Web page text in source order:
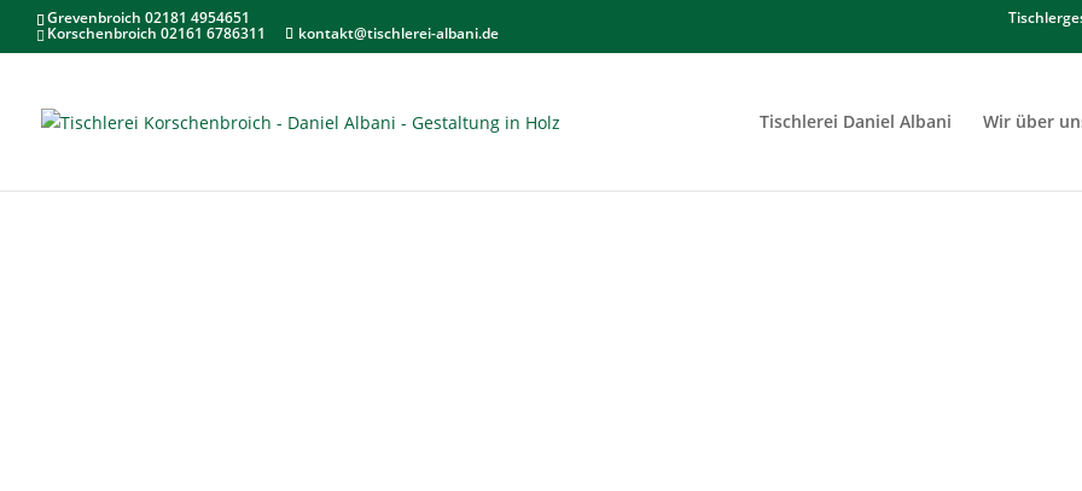
Grevenbroich 02181 4954651
Korschenbroich 02161 6786311 kontakt@tischlerei-albani.de
Tischlerei Daniel Albani Wir über